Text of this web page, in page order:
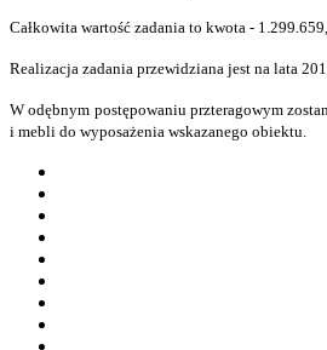
Całkowita wartość zadania to kwota -
Realizacja zadania przewidziana jest na lata
W odębnym postępowaniu przteragowym
i mebli do wyposażenia wskazanego obiektu.